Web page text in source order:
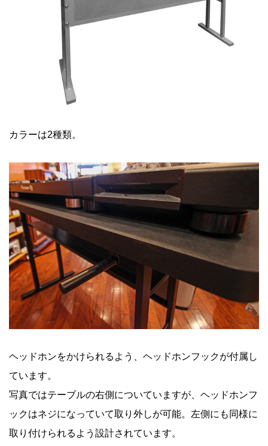
カラーは2種類。
ヘッドホンをかけられるよう、ヘッドホンフックが付属し
ています。
写真ではテーブルの右側についていますが、ヘッドホンフ
ックはネジになっていて取り外しが可能。左側にも同様に
取り付けられるよう設計されています。